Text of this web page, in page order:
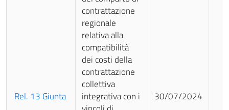
Rel. 13 Giunta
contrattazione
regionale
relativa alla
compatibilità
dei costi della
contrattazione
collettiva
integrativa con i
30/07/2024